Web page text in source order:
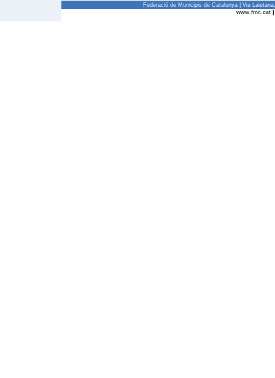
Federació de Municipis de Catalunya | Via
www.fmc.cat